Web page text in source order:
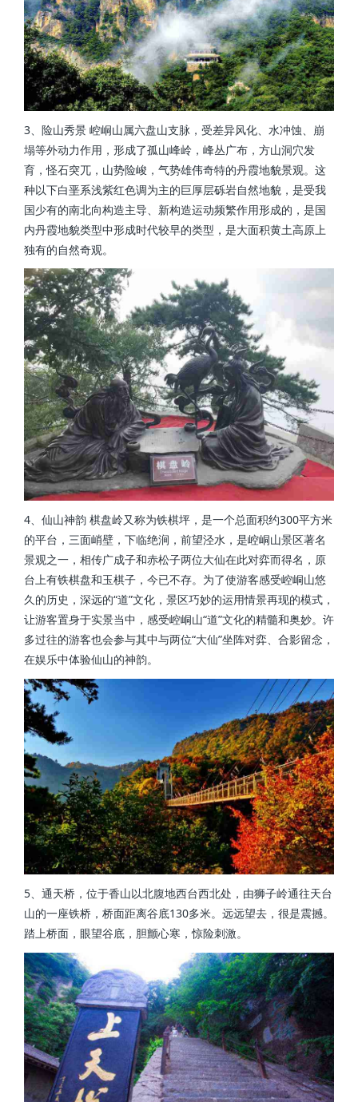
3、险山秀景 崆峒山属六盘山支脉，受差异风化、水冲蚀、崩
塌等外动力作用，形成了孤山峰岭，峰丛广布，方山洞穴发
育，怪石突兀，山势险峻，气势雄伟奇特的丹霞地貌景观。这
种以下白垩系浅紫红色调为主的巨厚层砾岩自然地貌，是受我
国少有的南北向构造主导、新构造运动频繁作用形成的，是国
内丹霞地貌类型中形成时代较早的类型，是大面积黄土高原上
独有的自然奇观。
4、仙山神韵 棋盘岭又称为铁棋坪，是一个总面积约300平方米
的平台，三面峭壁，下临绝涧，前望泾水，是崆峒山景区著名
景观之一，相传广成子和赤松子两位大仙在此对弈而得名，原
台上有铁棋盘和玉棋子，今已不存。为了使游客感受崆峒山悠
久的历史，深远的“道”文化，景区巧妙的运用情景再现的模式，
让游客置身于实景当中，感受崆峒山“道”文化的精髓和奥妙。许
多过往的游客也会参与其中与两位“大仙”坐阵对弈、合影留念，
在娱乐中体验仙山的神韵。
5、通天桥，位于香山以北腹地西台西北处，由狮子岭通往天台
山的一座铁桥，桥面距离谷底130多米。远远望去，很是震撼。
踏上桥面，眼望谷底，胆颤心寒，惊险刺激。